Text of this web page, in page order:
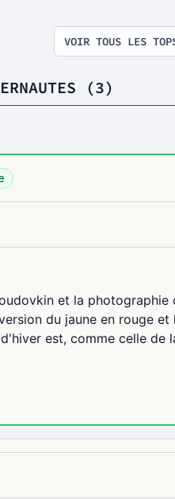
VOIR TOUS LES
(3)
et la
du jaune en rouge
est, comme celle de